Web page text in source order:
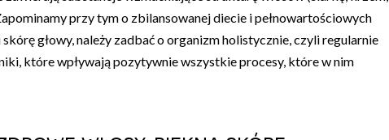
przy tym o zbilansowanej diecie i pełnowartościowych
głowy, należy zadbać o organizm holistycznie, czyli regularnie
które wpływają pozytywnie wszystkie procesy, które w nim